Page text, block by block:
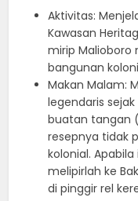
Aktivitas:
Kawasan
mirip Malioboro
bangunan
Makan Malam:
legendaris
buatan tangan
resepnya tidak
kolonial.
melipirlah ke
di pinggir rel